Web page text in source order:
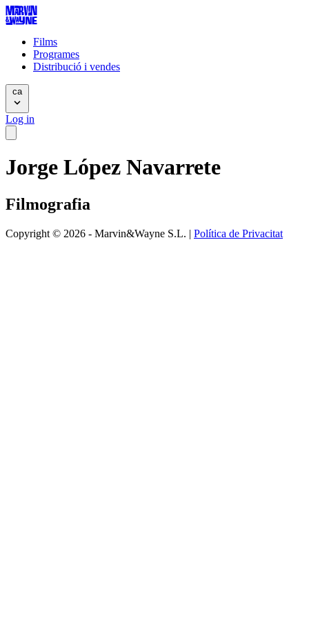
Films
Programes
Distribució i vendes
ca
Log in
Jorge López Navarrete
Filmografia
Copyright © 2026 - Marvin&Wayne S.L. | Política de Privacitat